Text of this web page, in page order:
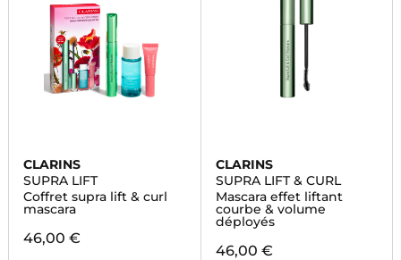
CLARINS
SUPRA LIFT
Coffret supra lift & curl
mascara
46,00 €
CLARINS
SUPRA LIFT & CURL
Mascara effet liftant
courbe & volume
déployés
46,00 €